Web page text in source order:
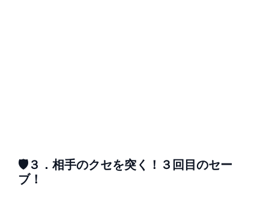
🛡️３． 相手のクセを突く！３回目のセー
ブ！